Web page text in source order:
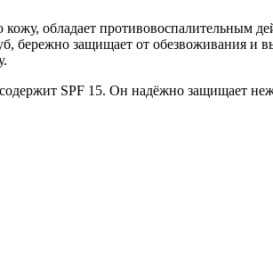
обладает противовоспалительным
бережно защищает от обезвоживания и
SPF 15. Он надёжно защищает